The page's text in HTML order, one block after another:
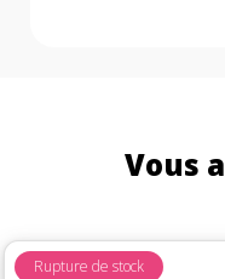
Vous
Rupture de stock